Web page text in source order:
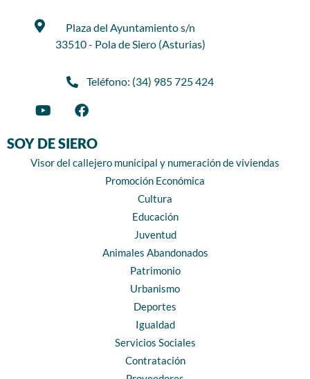
Plaza del Ayuntamiento s/n
33510 - Pola de Siero (Asturias)
Teléfono: (34) 985 725 424
SOY DE SIERO
Visor del callejero municipal y numeración de viviendas
Promoción Económica
Cultura
Educación
Juventud
Animales Abandonados
Patrimonio
Urbanismo
Deportes
Igualdad
Servicios Sociales
Contratación